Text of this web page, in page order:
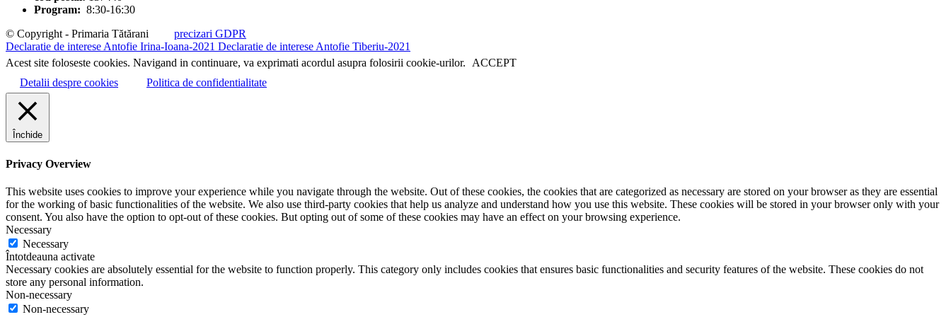
Program: 8:30-16:30
© Copyright - Primaria Tătărani precizari GDPR
Declaratie de interese Antofie Irina-Ioana-2021 Declaratie de interese Antofie Tiberiu-2021
Acest site foloseste cookies. Navigand in continuare, va exprimati acordul asupra folosirii cookie-urilor. ACCEPT
Detalii despre cookies
Politica de confidentialitate
Închide
Privacy Overview
This website uses cookies to improve your experience while you navigate through the website. Out of these cookies, the cookies that are categorized as necessary are stored on your browser as they are essential
for the working of basic functionalities of the website. We also use third-party cookies that help us analyze and understand how you use this website. These cookies will be stored in your browser only with your
consent. You also have the option to opt-out of these cookies. But opting out of some of these cookies may have an effect on your browsing experience.
Necessary
Necessary
Întotdeauna activate
Necessary cookies are absolutely essential for the website to function properly. This category only includes cookies that ensures basic functionalities and security features of the website. These cookies do not
store any personal information.
Non-necessary
Non-necessary